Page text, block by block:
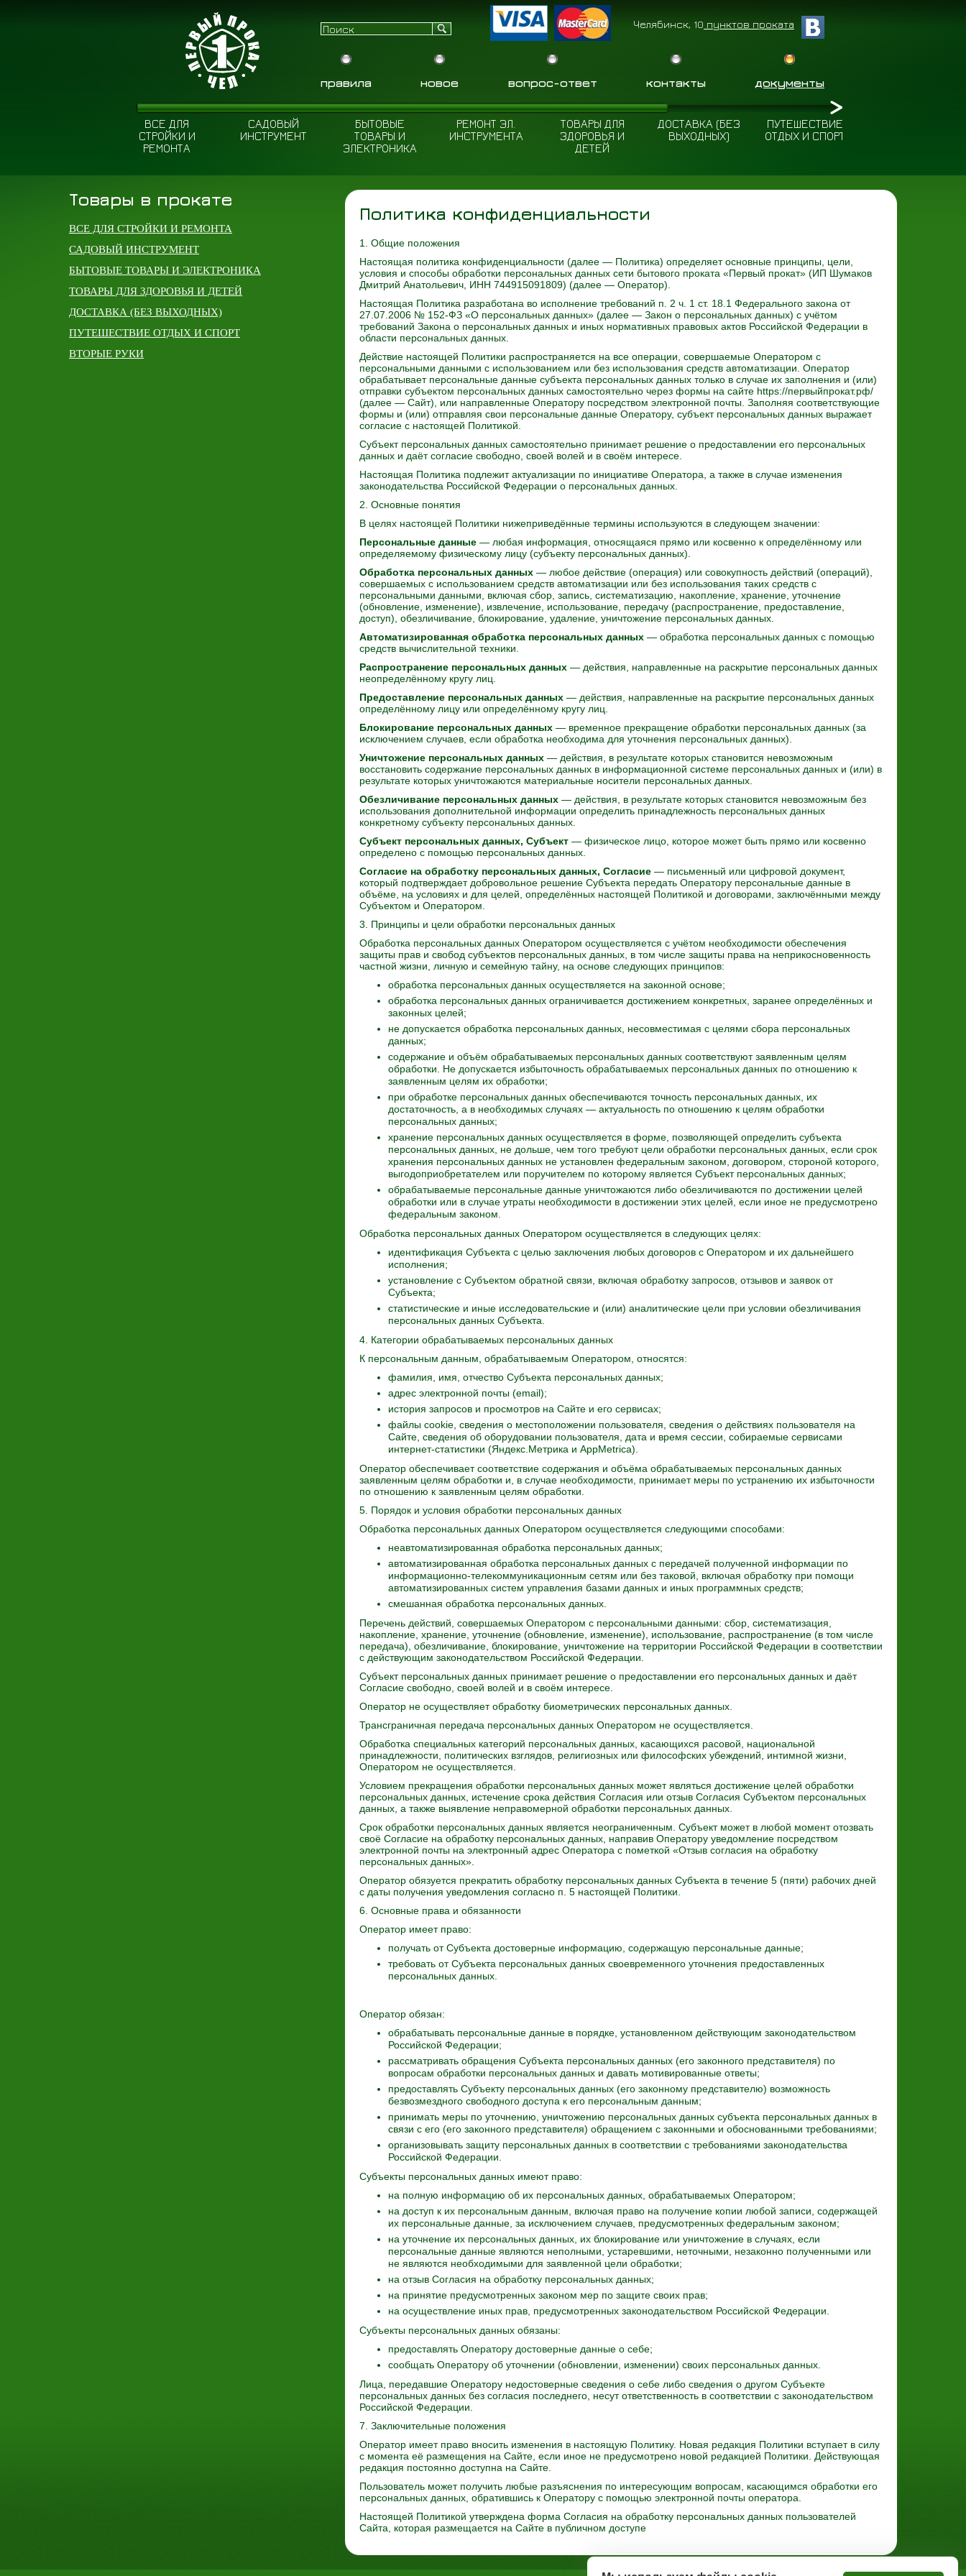
правила новое вопрос-ответ контакты документы
Челябинск, 10 пунктов проката
ВСЕ ДЛЯ
СТРОЙКИ И
РЕМОНТА
САДОВЫЙ
ИНСТРУМЕНТ
БЫТОВЫЕ
ТОВАРЫ И
ЭЛЕКТРОНИКА
РЕМОНТ ЭЛ.
ИНСТРУМЕНТА
ТОВАРЫ ДЛЯ
ЗДОРОВЬЯ И
ДЕТЕЙ
ДОСТАВКА (БЕЗ
ВЫХОДНЫХ)
ПУТЕШЕСТВИЕ
ОТДЫХ И СПОРТ
Товары в прокате
ВСЕ ДЛЯ СТРОЙКИ И РЕМОНТА
САДОВЫЙ ИНСТРУМЕНТ
БЫТОВЫЕ ТОВАРЫ И ЭЛЕКТРОНИКА
ТОВАРЫ ДЛЯ ЗДОРОВЬЯ И ДЕТЕЙ
ДОСТАВКА (БЕЗ ВЫХОДНЫХ)
ПУТЕШЕСТВИЕ ОТДЫХ И СПОРТ
ВТОРЫЕ РУКИ
Политика конфиденциальности
1. Общие положения
Настоящая политика конфиденциальности (далее — Политика) определяет основные принципы, цели,
условия и способы обработки персональных данных сети бытового проката «Первый прокат» (ИП Шумаков
Дмитрий Анатольевич, ИНН 744915091809) (далее — Оператор).
Настоящая Политика разработана во исполнение требований п. 2 ч. 1 ст. 18.1 Федерального закона от
27.07.2006 № 152-ФЗ «О персональных данных» (далее — Закон о персональных данных) с учётом
требований Закона о персональных данных и иных нормативных правовых актов Российской Федерации в
области персональных данных.
Действие настоящей Политики распространяется на все операции, совершаемые Оператором с
персональными данными с использованием или без использования средств автоматизации. Оператор
обрабатывает персональные данные субъекта персональных данных только в случае их заполнения и (или)
отправки субъектом персональных данных самостоятельно через формы на сайте https://первыйпрокат.рф/
(далее — Сайт), или направленные Оператору посредством электронной почты. Заполняя соответствующие
формы и (или) отправляя свои персональные данные Оператору, субъект персональных данных выражает
согласие с настоящей Политикой.
Субъект персональных данных самостоятельно принимает решение о предоставлении его персональных
данных и даёт согласие свободно, своей волей и в своём интересе.
Настоящая Политика подлежит актуализации по инициативе Оператора, а также в случае изменения
законодательства Российской Федерации о персональных данных.
2. Основные понятия
В целях настоящей Политики нижеприведённые термины используются в следующем значении:
Персональные данные — любая информация, относящаяся прямо или косвенно к определённому или
определяемому физическому лицу (субъекту персональных данных).
Обработка персональных данных — любое действие (операция) или совокупность действий (операций),
совершаемых с использованием средств автоматизации или без использования таких средств с
персональными данными, включая сбор, запись, систематизацию, накопление, хранение, уточнение
(обновление, изменение), извлечение, использование, передачу (распространение, предоставление,
доступ), обезличивание, блокирование, удаление, уничтожение персональных данных.
Автоматизированная обработка персональных данных — обработка персональных данных с помощью
средств вычислительной техники.
Распространение персональных данных — действия, направленные на раскрытие персональных данных
неопределённому кругу лиц.
Предоставление персональных данных — действия, направленные на раскрытие персональных данных
определённому лицу или определённому кругу лиц.
Блокирование персональных данных — временное прекращение обработки персональных данных (за
исключением случаев, если обработка необходима для уточнения персональных данных).
Уничтожение персональных данных — действия, в результате которых становится невозможным
восстановить содержание персональных данных в информационной системе персональных данных и (или) в
результате которых уничтожаются материальные носители персональных данных.
Обезличивание персональных данных — действия, в результате которых становится невозможным без
использования дополнительной информации определить принадлежность персональных данных
конкретному субъекту персональных данных.
Субъект персональных данных, Субъект — физическое лицо, которое может быть прямо или косвенно
определено с помощью персональных данных.
Согласие на обработку персональных данных, Согласие — письменный или цифровой документ,
который подтверждает добровольное решение Субъекта передать Оператору персональные данные в
объёме, на условиях и для целей, определённых настоящей Политикой и договорами, заключёнными между
Субъектом и Оператором.
3. Принципы и цели обработки персональных данных
Обработка персональных данных Оператором осуществляется с учётом необходимости обеспечения
защиты прав и свобод субъектов персональных данных, в том числе защиты права на неприкосновенность
частной жизни, личную и семейную тайну, на основе следующих принципов:
обработка персональных данных осуществляется на законной основе;
обработка персональных данных ограничивается достижением конкретных, заранее определённых и
законных целей;
не допускается обработка персональных данных, несовместимая с целями сбора персональных
данных;
содержание и объём обрабатываемых персональных данных соответствуют заявленным целям
обработки. Не допускается избыточность обрабатываемых персональных данных по отношению к
заявленным целям их обработки;
при обработке персональных данных обеспечиваются точность персональных данных, их
достаточность, а в необходимых случаях — актуальность по отношению к целям обработки
персональных данных;
хранение персональных данных осуществляется в форме, позволяющей определить субъекта
персональных данных, не дольше, чем того требуют цели обработки персональных данных, если срок
хранения персональных данных не установлен федеральным законом, договором, стороной которого,
выгодоприобретателем или поручителем по которому является Субъект персональных данных;
обрабатываемые персональные данные уничтожаются либо обезличиваются по достижении целей
обработки или в случае утраты необходимости в достижении этих целей, если иное не предусмотрено
федеральным законом.
Обработка персональных данных Оператором осуществляется в следующих целях:
идентификация Субъекта с целью заключения любых договоров с Оператором и их дальнейшего
исполнения;
установление с Субъектом обратной связи, включая обработку запросов, отзывов и заявок от
Субъекта;
статистические и иные исследовательские и (или) аналитические цели при условии обезличивания
персональных данных Субъекта.
4. Категории обрабатываемых персональных данных
К персональным данным, обрабатываемым Оператором, относятся:
фамилия, имя, отчество Субъекта персональных данных;
адрес электронной почты (email);
история запросов и просмотров на Сайте и его сервисах;
файлы cookie, сведения о местоположении пользователя, сведения о действиях пользователя на
Сайте, сведения об оборудовании пользователя, дата и время сессии, собираемые сервисами
интернет-статистики (Яндекс.Метрика и AppMetrica).
Оператор обеспечивает соответствие содержания и объёма обрабатываемых персональных данных
заявленным целям обработки и, в случае необходимости, принимает меры по устранению их избыточности
по отношению к заявленным целям обработки.
5. Порядок и условия обработки персональных данных
Обработка персональных данных Оператором осуществляется следующими способами:
неавтоматизированная обработка персональных данных;
автоматизированная обработка персональных данных с передачей полученной информации по
информационно-телекоммуникационным сетям или без таковой, включая обработку при помощи
автоматизированных систем управления базами данных и иных программных средств;
смешанная обработка персональных данных.
Перечень действий, совершаемых Оператором с персональными данными: сбор, систематизация,
накопление, хранение, уточнение (обновление, изменение), использование, распространение (в том числе
передача), обезличивание, блокирование, уничтожение на территории Российской Федерации в соответствии
с действующим законодательством Российской Федерации.
Субъект персональных данных принимает решение о предоставлении его персональных данных и даёт
Согласие свободно, своей волей и в своём интересе.
Оператор не осуществляет обработку биометрических персональных данных.
Трансграничная передача персональных данных Оператором не осуществляется.
Обработка специальных категорий персональных данных, касающихся расовой, национальной
принадлежности, политических взглядов, религиозных или философских убеждений, интимной жизни,
Оператором не осуществляется.
Условием прекращения обработки персональных данных может являться достижение целей обработки
персональных данных, истечение срока действия Согласия или отзыв Согласия Субъектом персональных
данных, а также выявление неправомерной обработки персональных данных.
Срок обработки персональных данных является неограниченным. Субъект может в любой момент отозвать
своё Согласие на обработку персональных данных, направив Оператору уведомление посредством
электронной почты на электронный адрес Оператора с пометкой «Отзыв согласия на обработку
персональных данных».
Оператор обязуется прекратить обработку персональных данных Субъекта в течение 5 (пяти) рабочих дней
с даты получения уведомления согласно п. 5 настоящей Политики.
6. Основные права и обязанности
Оператор имеет право:
получать от Субъекта достоверные информацию, содержащую персональные данные;
требовать от Субъекта персональных данных своевременного уточнения предоставленных
персональных данных.
Оператор обязан:
обрабатывать персональные данные в порядке, установленном действующим законодательством
Российской Федерации;
рассматривать обращения Субъекта персональных данных (его законного представителя) по
вопросам обработки персональных данных и давать мотивированные ответы;
предоставлять Субъекту персональных данных (его законному представителю) возможность
безвозмездного свободного доступа к его персональным данным;
принимать меры по уточнению, уничтожению персональных данных субъекта персональных данных в
связи с его (его законного представителя) обращением с законными и обоснованными требованиями;
организовывать защиту персональных данных в соответствии с требованиями законодательства
Российской Федерации.
Субъекты персональных данных имеют право:
на полную информацию об их персональных данных, обрабатываемых Оператором;
на доступ к их персональным данным, включая право на получение копии любой записи, содержащей
их персональные данные, за исключением случаев, предусмотренных федеральным законом;
на уточнение их персональных данных, их блокирование или уничтожение в случаях, если
персональные данные являются неполными, устаревшими, неточными, незаконно полученными или
не являются необходимыми для заявленной цели обработки;
на отзыв Согласия на обработку персональных данных;
на принятие предусмотренных законом мер по защите своих прав;
на осуществление иных прав, предусмотренных законодательством Российской Федерации.
Субъекты персональных данных обязаны:
предоставлять Оператору достоверные данные о себе;
сообщать Оператору об уточнении (обновлении, изменении) своих персональных данных.
Лица, передавшие Оператору недостоверные сведения о себе либо сведения о другом Субъекте
персональных данных без согласия последнего, несут ответственность в соответствии с законодательством
Российской Федерации.
7. Заключительные положения
Оператор имеет право вносить изменения в настоящую Политику. Новая редакция Политики вступает в силу
с момента её размещения на Сайте, если иное не предусмотрено новой редакцией Политики. Действующая
редакция постоянно доступна на Сайте.
Пользователь может получить любые разъяснения по интересующим вопросам, касающимся обработки его
персональных данных, обратившись к Оператору с помощью электронной почты оператора.
Настоящей Политикой утверждена форма Согласия на обработку персональных данных пользователей
Сайта, которая размещается на Сайте в публичном доступе